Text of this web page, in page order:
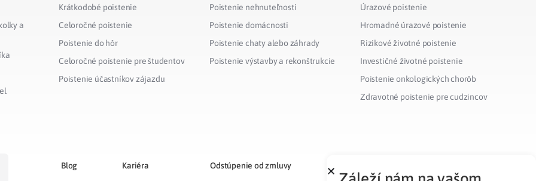
a
Krátkodobé poistenie
Celoročné poistenie
Poistenie do hôr
Celoročné poistenie pre študentov
Poistenie účastníkov zájazdu
Poistenie nehnuteľnosti
Poistenie domácnosti
Poistenie chaty alebo záhrady
Poistenie výstavby a rekonštrukcie
Úrazové poistenie
Hromadné úrazové poistenie
Rizikové životné poistenie
Investičné životné poistenie
Poistenie onkologických chorôb
Zdravotné poistenie pre cudzincov
Blog Kariéra Odstúpenie od zmluvy